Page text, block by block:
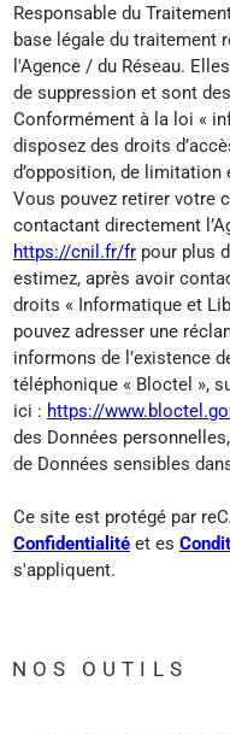
Responsable du
base légale du traitement
l'Agence / du Réseau.
de suppression et sont
Conformément à la loi «
disposez des droits
d’opposition, de
Vous pouvez retirer votre
contactant directement
https://cnil.fr/fr pour plus
estimez, après avoir
droits « Informatique et
pouvez adresser une
informons de l’existence
téléphonique « Bloctel »,
ici : https://
des Données
de Données sensibles
Ce site est protégé par
Confidentialité et es
s'appliquent.
NOS OUTILS